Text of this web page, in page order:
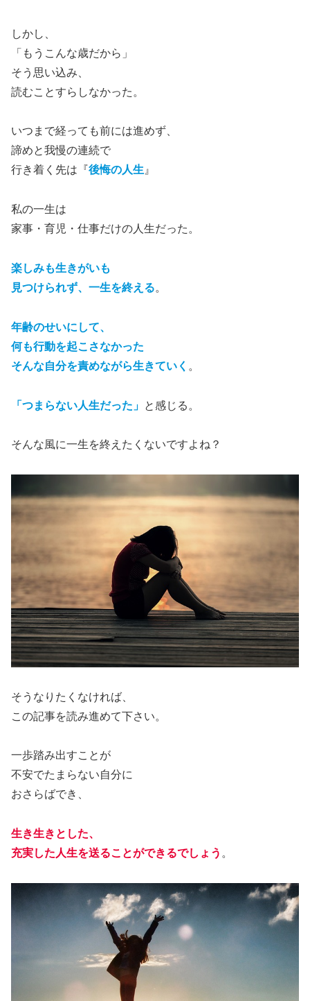
しかし、
「もうこんな歳だから」
そう思い込み、
読むことすらしなかった。
いつまで経っても前には進めず、
諦めと我慢の連続で
行き着く先は『 後悔の人生』
私の一生は
家事・育児・仕事だけの人生だった。
楽しみも生きがいも
見つけられず、一生を終える。
年齢のせいにして、
何も行動を起こさなかった
そんな自分を責めながら生きていく 。
「つまらない人生だった」 と感じる。
そんな風に一生を終えたくないですよね？
そうなりたくなければ、
この記事を読み進めて下さい。
一歩踏み出すことが
不安でたまらない自分に
おさらばでき、
生き生きとした、
充実した人生を送ることができるでしょう 。